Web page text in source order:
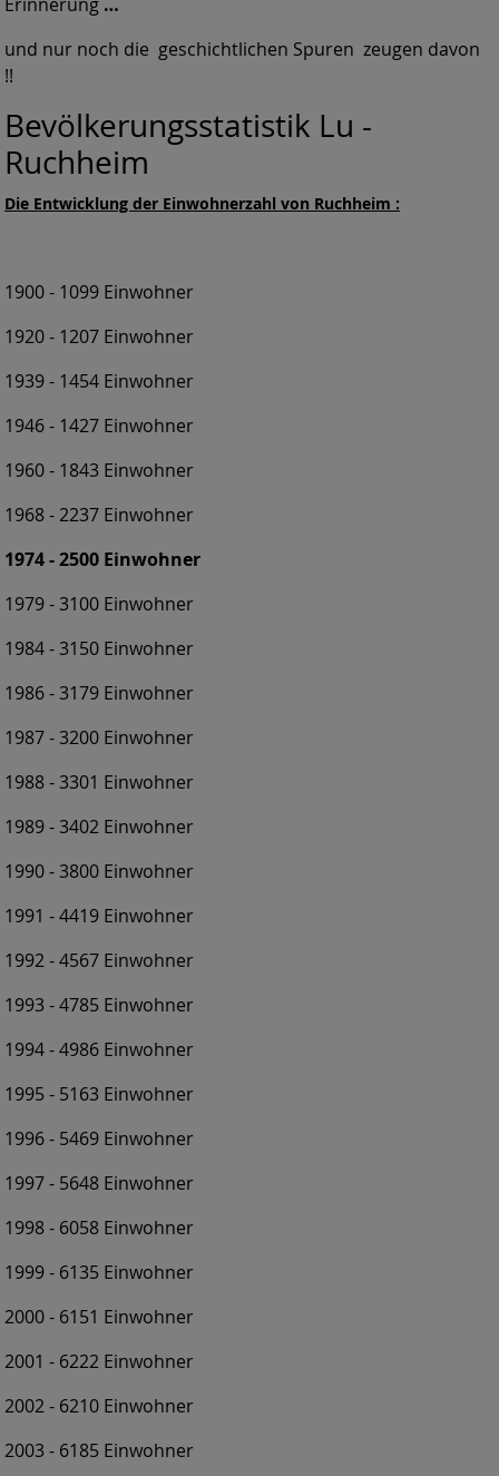
und nur noch die geschichtlichen Spuren zeugen davon
!!
Bevölkerungsstatistik Lu -
Ruchheim
Die Entwicklung der Einwohnerzahl von Ruchheim :
1900 - 1099 Einwohner
1920 - 1207 Einwohner
1939 - 1454 Einwohner
1946 - 1427 Einwohner
1960 - 1843 Einwohner
1968 - 2237 Einwohner
1974 - 2500 Einwohner
1979 - 3100 Einwohner
1984 - 3150 Einwohner
1986 - 3179 Einwohner
1987 - 3200 Einwohner
1988 - 3301 Einwohner
1989 - 3402 Einwohner
1990 - 3800 Einwohner
1991 - 4419 Einwohner
1992 - 4567 Einwohner
1993 - 4785 Einwohner
1994 - 4986 Einwohner
1995 - 5163 Einwohner
1996 - 5469 Einwohner
1997 - 5648 Einwohner
1998 - 6058 Einwohner
1999 - 6135 Einwohner
2000 - 6151 Einwohner
2001 - 6222 Einwohner
2002 - 6210 Einwohner
2003 - 6185 Einwohner